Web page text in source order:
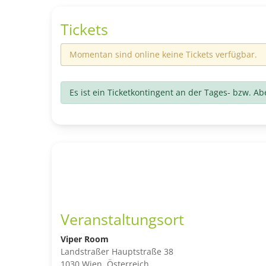
Tickets
Momentan sind online keine Tickets verfügbar.
Es ist ein Ticketkontingent an der Tages- bzw.
Veranstaltungsort
Viper Room
Landstraßer Hauptstraße 38